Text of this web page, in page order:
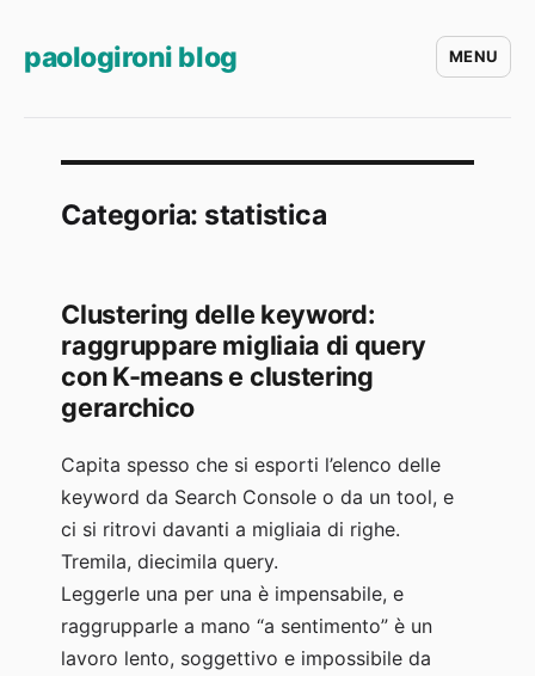
paologironi blog MENU
Categoria: statistica
Clustering delle keyword:
raggruppare migliaia di query
con K-means e clustering
gerarchico
Capita spesso che si esporti l’elenco delle
keyword da Search Console o da un tool, e
ci si ritrovi davanti a migliaia di righe.
Tremila, diecimila query.
Leggerle una per una è impensabile, e
raggrupparle a mano “a sentimento” è un
lavoro lento, soggettivo e impossibile da